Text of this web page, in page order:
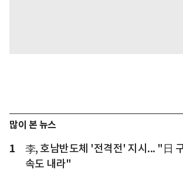
많이 본 뉴스
1
李, 호남반도체 '전격전' 지시... "日
속도 내라"